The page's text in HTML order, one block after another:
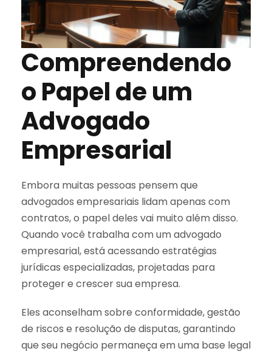
Compreendendo
o Papel de um
Advogado
Empresarial
Embora muitas pessoas pensem que
advogados empresariais lidam apenas com
contratos, o papel deles vai muito além disso.
Quando você trabalha com um advogado
empresarial, está acessando estratégias
jurídicas especializadas, projetadas para
proteger e crescer sua empresa.
Eles aconselham sobre conformidade, gestão
de riscos e resolução de disputas, garantindo
que seu negócio permaneça em uma base legal